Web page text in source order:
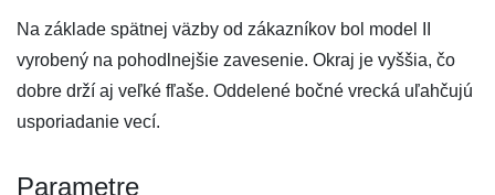
Na základe spätnej väzby od zákazníkov bol model II
vyrobený na pohodlnejšie zavesenie. Okraj je vyššia, čo
dobre drží aj veľké fľaše. Oddelené bočné vrecká uľahčujú
usporiadanie vecí.
Parametre